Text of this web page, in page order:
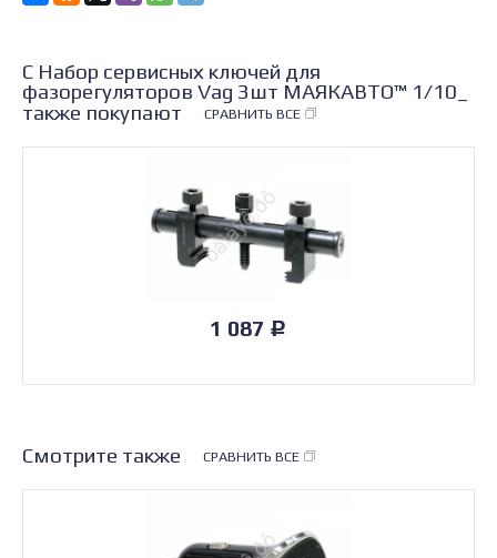
С Набор сервисных ключей для
фазорегуляторов Vag 3шт МАЯКАВТО™ 1/10_
также покупают
СРАВНИТЬ ВСЕ
1 087 Р
Смотрите также СРАВНИТЬ ВСЕ